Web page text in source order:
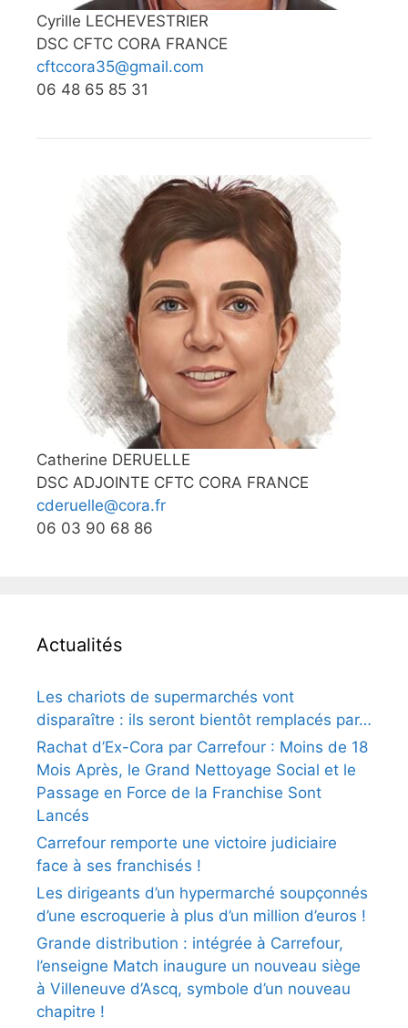
Cyrille LECHEVESTRIER
DSC CFTC CORA FRANCE
cftccora35@gmail.com
06 48 65 85 31
Catherine DERUELLE
DSC ADJOINTE CFTC CORA FRANCE
cderuelle@cora.fr
06 03 90 68 86
Actualités
Les chariots de supermarchés vont
disparaître : ils seront bientôt remplacés par…
Rachat d’Ex-Cora par Carrefour : Moins de 18
Mois Après, le Grand Nettoyage Social et le
Passage en Force de la Franchise Sont
Lancés
Carrefour remporte une victoire judiciaire
face à ses franchisés !
Les dirigeants d’un hypermarché soupçonnés
d’une escroquerie à plus d’un million d’euros !
Grande distribution : intégrée à Carrefour,
l’enseigne Match inaugure un nouveau siège
à Villeneuve d’Ascq, symbole d’un nouveau
chapitre !